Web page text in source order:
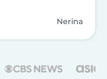
Nerina